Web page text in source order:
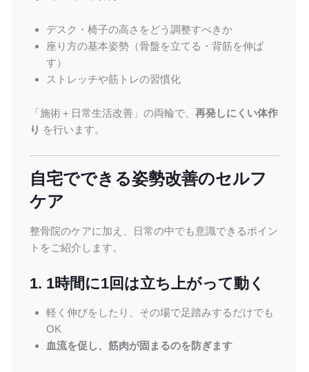
デスク・椅子の高さをどう調整すべきか
座り方の基本姿勢（骨盤を立てる・背筋を伸ば
す）
ストレッチや筋トレの習慣化
「施術＋日常生活改善」の両輪で、 再発しにくい体作
り を行います。
自宅でできる姿勢改善のセルフ
ケア
整骨院のケアに加え、日常の中でも意識できるポイン
トをご紹介します。
1. 1時間に1回は立ち上がって動く
軽く伸びをしたり、その場で足踏みするだけでも
OK
血流を促し、筋肉が固まるのを防ぎます